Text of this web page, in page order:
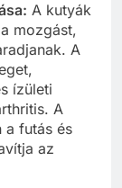
A kutyák
mozgást,
A
ízületi
A
a futás és
az